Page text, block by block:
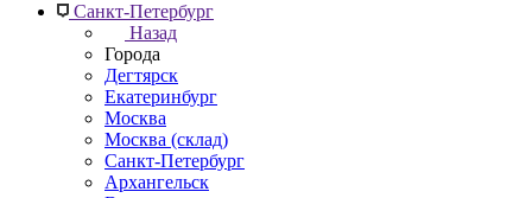
Санкт-Петербург
Назад
Города
Дегтярск
Екатеринбург
Москва
Москва (склад)
Санкт-Петербург
Архангельск